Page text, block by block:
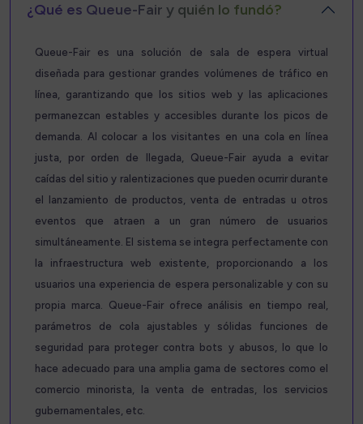
¿Qué es Queue-Fair y quién lo fundó?
Queue-Fair es una solución de sala de espera virtual
diseñada para gestionar grandes volúmenes de tráfico en
línea, garantizando que los sitios web y las aplicaciones
permanezcan estables y accesibles durante los picos de
demanda. Al colocar a los visitantes en una cola en línea
justa, por orden de llegada, Queue-Fair ayuda a evitar
caídas del sitio y ralentizaciones que pueden ocurrir durante
el lanzamiento de productos, venta de entradas u otros
eventos que atraen a un gran número de usuarios
simultáneamente. El sistema se integra perfectamente con
la infraestructura web existente, proporcionando a los
usuarios una experiencia de espera personalizable y con su
propia marca. Queue-Fair ofrece análisis en tiempo real,
parámetros de cola ajustables y sólidas funciones de
seguridad para proteger contra bots y abusos, lo que lo
hace adecuado para una amplia gama de sectores como el
comercio minorista, la venta de entradas, los servicios
gubernamentales, etc.